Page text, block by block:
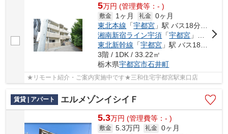
5万円 (管理費等：- )
敷金 1ヶ月 礼金 0ヶ月
東北本線 「宇都宮 」駅 バス18分 「月見ヶ丘児童公園前」 停歩6分
湘南新宿ライン宇須 「宇都宮 」駅 バス18分 「月見ヶ丘児童公園前」 停歩6分
東北新幹線 「宇都宮 」駅 バス18分 「月見ヶ丘児童公園前」 停歩6分
3階 / 1DK / 33.22㎡
栃木県宇都宮市石井町
★リモート紹介・ご案内実施中です★三和住宅宇都宮駅東口店
賃貸 | アパート エルメゾンイシイＦ
5.3万円 (管理費等：- )
敷金 5.3万円 礼金 0ヶ月